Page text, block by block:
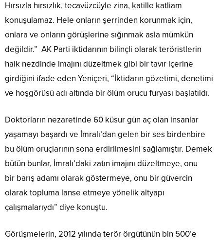
Hırsızla hırsızlık, tecavüzcüyle zina, katille katliam
konuşulamaz. Hele onların şerrinden korunmak için,
onlara ve onların görüşlerine sığınmak asla mümkün
değildir.” AK Parti iktidarının bilinçli olarak teröristlerin
halk nezdinde imajını düzeltmek gibi bir tavır içerine
girdiğini ifade eden Yeniçeri, “İktidarın gözetimi, denetimi
ve hoşgörüsü adı altında bir ölüm orucu furyası başlatıldı.
Doktorların nezaretinde 60 küsur gün aç olan insanlar
yaşamayı başardı ve İmralı’dan gelen bir ses birdenbire
bu ölüm oruçlarının sona erdirilmesini sağlamıştır. Demek
bütün bunlar, İmralı’daki zatın imajını düzeltmeye, onu
bir barış adamı olarak göstermeye, onu bir güvercin
olarak topluma lanse etmeye yönelik altyapı
çalışmalarıydı” diye konuştu.
Görüşmelerin, 2012 yılında terör örgütünün bin 500’e